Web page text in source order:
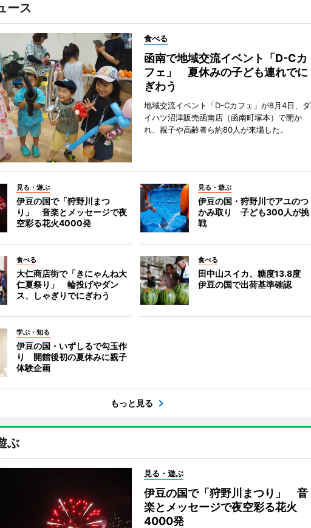
ース
食べる
函南で地域交流イベント「D-Cカ
フェ」 夏休みの子ども連れでに
ぎわう
地域交流イベント「D-Cカフェ」が8月4日、ダ
イハツ沼津販売函南店（函南町塚本）で開か
れ、親子や高齢者ら約80人が来場した。
見る・遊ぶ
伊豆の国で「狩野川まつ
り」 音楽とメッセージで夜
空彩る花火4000発
見る・遊ぶ
伊豆の国・狩野川でアユのつ
かみ取り 子ども300人が挑
戦
食べる
大仁商店街で「きにゃんね大
仁夏祭り」 輪投げやダン
ス、しゃぎりでにぎわう
食べる
田中山スイカ、糖度13.8度
伊豆の国で出荷基準確認
学ぶ・知る
伊豆の国・いずしるで勾玉作
り 開館後初の夏休みに親子
体験企画
もっと見る
ぶ
見る・遊ぶ
伊豆の国で「狩野川まつり」 音
楽とメッセージで夜空彩る花火
4000発